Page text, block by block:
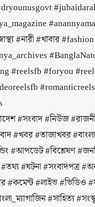
#নারী #খাবার #fashion
#reelsfb #foryou
#romanticreels
#সংবাদ #নিউজ
#খবর #তাজাখবর
#আপডেট #বিশ্লেষণ
#তথ্য #ঘটনা #সংবাদপত্র
#কমেন্ট #লাইভ #ভিডিও
#সাহিত্য